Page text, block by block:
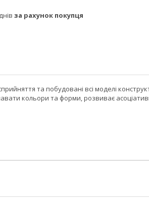
за рахунок покупця
та побудовані всі моделі
кольори та форми, розвиває